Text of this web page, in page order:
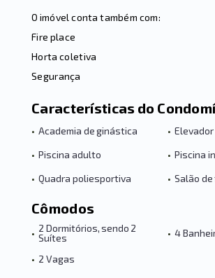
O imóvel conta também com:
Fire place
Horta coletiva
Segurança
Características do
• Academia de ginástica •
• Piscina adulto • Piscina
• Quadra poliesportiva • Salão
Cômodos
• 2 Dormitórios, sendo 2
Suítes
• 4
• 2 Vagas